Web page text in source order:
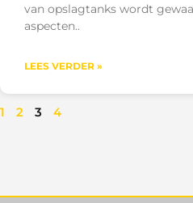
van opslagtanks wordt
aspecten
LEES VERDER »
1 2 3 4